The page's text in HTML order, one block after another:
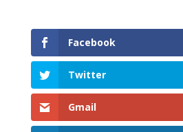
Facebook
Twitter
Gmail